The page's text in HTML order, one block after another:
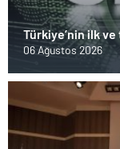
Türkiye’nin ilk
geri sayım
06 Ağustos 2026